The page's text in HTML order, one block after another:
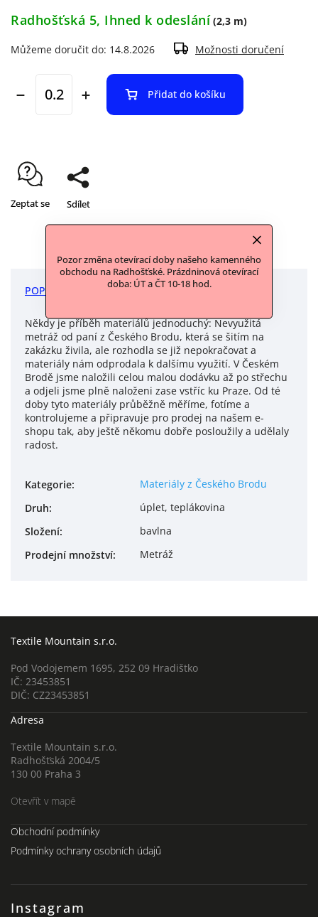
Pozor změna otevírací doby našeho kamenného
obchodu na Radhošťské. Prázdninová otevírací
doba: ÚT a ČT 10-18 hod.
Radhošťská 5, Ihned k odeslání (2,3 m)
Můžeme doručit do: 14.8.2026 Možnosti doručení
Přidat do košíku
Zeptat se Sdílet
POPIS DISKUZE
Někdy je příběh materiálů jednoduchý: Nevyužitá
metráž od paní z Českého Brodu, která se šitím na
zakázku živila, ale rozhodla se již nepokračovat a
materiály nám odprodala k dalšímu využití. V Českém
Brodě jsme naložili celou malou dodávku až po střechu
a odjeli jsme plně naloženi zase vstříc ku Praze. Od té
doby tyto materiály průběžně měříme, fotíme a
kontrolujeme a připravuje pro prodej na našem e-
shopu tak, aby ještě někomu dobře posloužily a udělaly
radost.
Kategorie:
Materiály z Českého Brodu
Druh:
úplet, teplákovina
Složení:
bavlna
Prodejní množství: Metráž
Textile Mountain s.r.o.
Pod Vodojemem 1695, 252 09 Hradištko
IČ: 23453851
DIČ: CZ23453851
Adresa
Textile Mountain s.r.o.
Radhošťská 2004/5
130 00 Praha 3
Otevřít v mapě
Instagram
Obchodní podmínky
Podmínky ochrany osobních údajů